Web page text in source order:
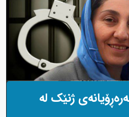
ژنێک لە